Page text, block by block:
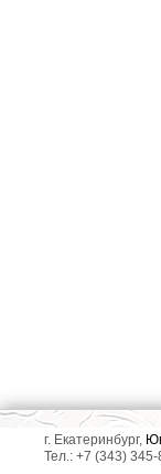
г. Екатеринбург,
Тел.: +7 (343)